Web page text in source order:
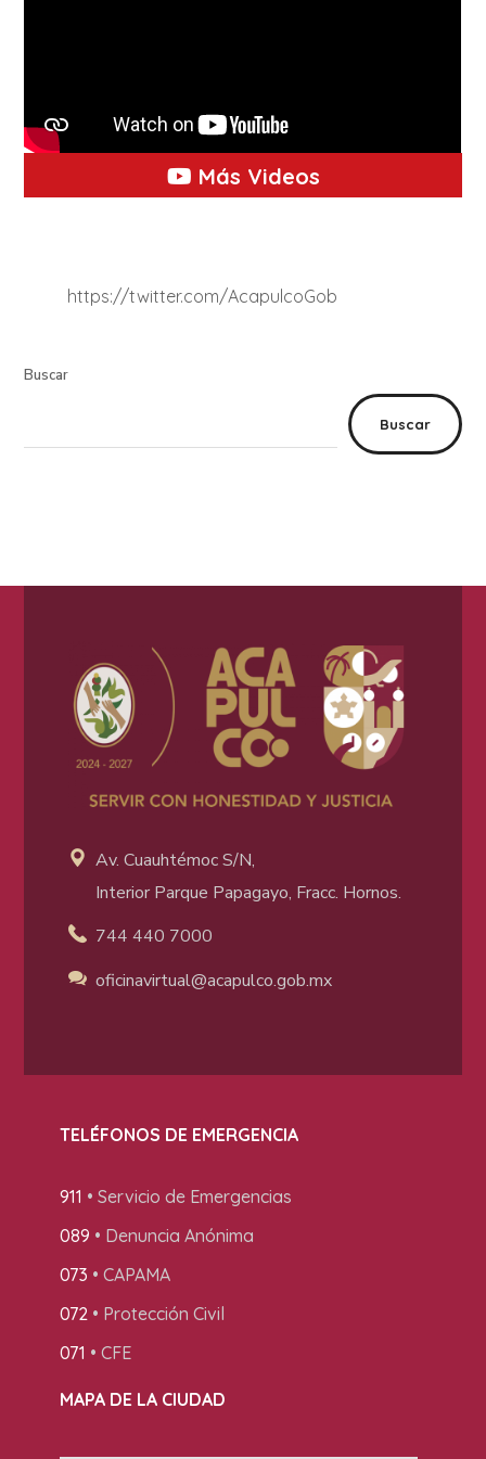
Más Videos
https://twitter.com/AcapulcoGob
Buscar
Buscar
Av. Cuauhtémoc S/N,
Interior Parque Papagayo, Fracc. Hornos.
744 440 7000
oficinavirtual@acapulco.gob.mx
TELÉFONOS DE EMERGENCIA
911 • Servicio de Emergencias
089 • Denuncia Anónima
073 • CAPAMA
072• Protección Civil
071 • CFE
MAPA DE LA CIUDAD